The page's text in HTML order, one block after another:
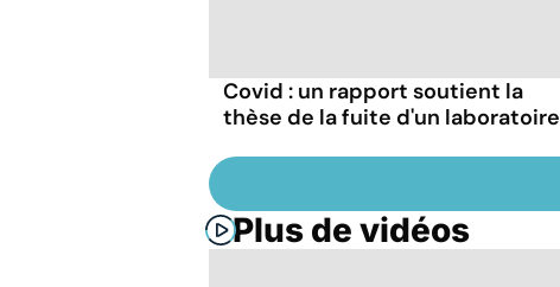
Covid : un rapport soutient la
thèse de la fuite d'un laboratoire
Plus de vidéos